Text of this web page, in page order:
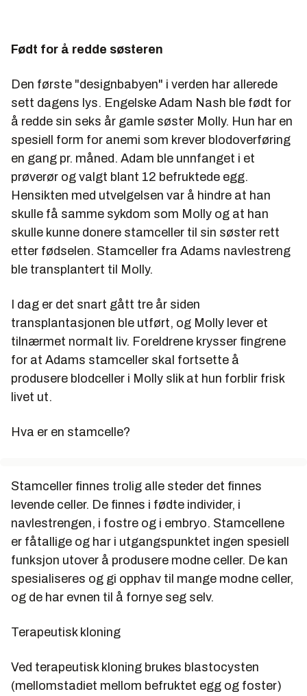
Født for å redde søsteren
Den første "designbabyen" i verden har allerede
sett dagens lys. Engelske Adam Nash ble født for
å redde sin seks år gamle søster Molly. Hun har en
spesiell form for anemi som krever blodoverføring
en gang pr. måned. Adam ble unnfanget i et
prøverør og valgt blant 12 befruktede egg.
Hensikten med utvelgelsen var å hindre at han
skulle få samme sykdom som Molly og at han
skulle kunne donere stamceller til sin søster rett
etter fødselen. Stamceller fra Adams navlestreng
ble transplantert til Molly.
I dag er det snart gått tre år siden
transplantasjonen ble utført, og Molly lever et
tilnærmet normalt liv. Foreldrene krysser fingrene
for at Adams stamceller skal fortsette å
produsere blodceller i Molly slik at hun forblir frisk
livet ut.
Hva er en stamcelle?
Stamceller finnes trolig alle steder det finnes
levende celler. De finnes i fødte individer, i
navlestrengen, i fostre og i embryo. Stamcellene
er fåtallige og har i utgangspunktet ingen spesiell
funksjon utover å produsere modne celler. De kan
spesialiseres og gi opphav til mange modne celler,
og de har evnen til å fornye seg selv.
Terapeutisk kloning
Ved terapeutisk kloning brukes blastocysten
(mellomstadiet mellom befruktet egg og foster)